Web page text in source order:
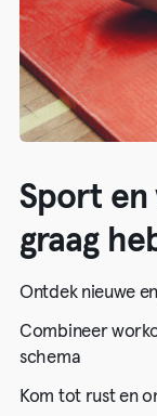
Sport en
graag
Ontdek nieuwe
Combineer
schema
Kom tot rust en